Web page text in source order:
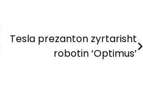
Tesla prezanton zyrtarisht
robotin ‘Optimus’